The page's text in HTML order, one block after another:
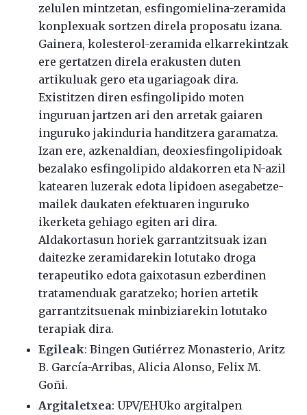
zelulen mintzetan, esfingomielina-zeramida
konplexuak sortzen direla proposatu izana.
Gainera, kolesterol-zeramida elkarrekintzak
ere gertatzen direla erakusten duten
artikuluak gero eta ugariagoak dira.
Existitzen diren esfingolipido moten
inguruan jartzen ari den arretak gaiaren
inguruko jakinduria handitzera garamatza.
Izan ere, azkenaldian, deoxiesfingolipidoak
bezalako esfingolipido aldakorren eta N-azil
katearen luzerak edota lipidoen asegabetze-
mailek daukaten efektuaren inguruko
ikerketa gehiago egiten ari dira.
Aldakortasun horiek garrantzitsuak izan
daitezke zeramidarekin lotutako droga
terapeutiko edota gaixotasun ezberdinen
tratamenduak garatzeko; horien artetik
garrantzitsuenak minbiziarekin lotutako
terapiak dira.
Egileak: Bingen Gutiérrez Monasterio, Aritz
B. García-Arribas, Alicia Alonso, Felix M.
Goñi.
Argitaletxea: UPV/EHUko argitalpen